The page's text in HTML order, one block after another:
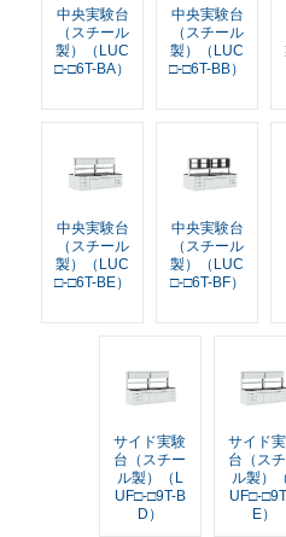
中央実験台
（スチール
製）（LUC
□-□6T-BA）
中央実験台
（スチール
製）（LUC
□-□6T-BB）
中央実験台
（スチール
製）（LUC
□-□6T-BE）
中央実験台
（スチール
製）（LUC
□-□6T-BF）
サイド実験
台（スチー
ル製）（L
UF□-□9T-B
D）
サイド
台（ス
ル製）
UF□-
E）